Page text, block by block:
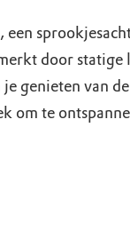
door statige
genieten van
om te